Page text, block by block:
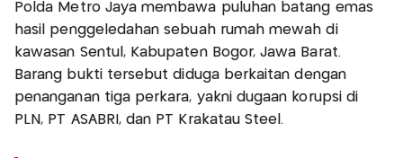
Polda Metro Jaya membawa puluhan batang emas
hasil penggeledahan sebuah rumah mewah di
kawasan Sentul, Kabupaten Bogor, Jawa Barat.
Barang bukti tersebut diduga berkaitan dengan
penanganan tiga perkara, yakni dugaan korupsi di
PLN, PT ASABRI, dan PT Krakatau Steel.